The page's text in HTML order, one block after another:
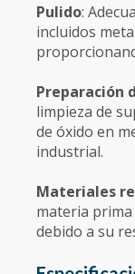
Pulido:
incluidos
Preparación
limpieza de
de óxido en
industrial.
Materiales
materia
debido a su